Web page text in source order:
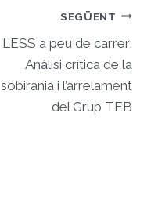
SEGÜENT
L’ESS a peu de carrer:
Anàlisi crítica de la
sobirania i l’arrelament
del Grup TEB